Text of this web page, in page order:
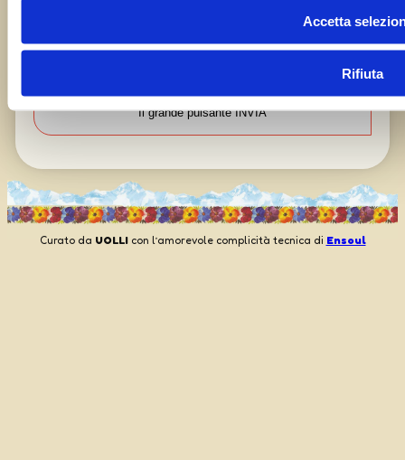
Accetta
Rifiuta
le varie implicazioni sulla privacy, e che inviarci i
dati non comporta da lato nostro un obbligo alla
Curato da UOLLIcon l’amorevole complicità tecnica di Ensoul